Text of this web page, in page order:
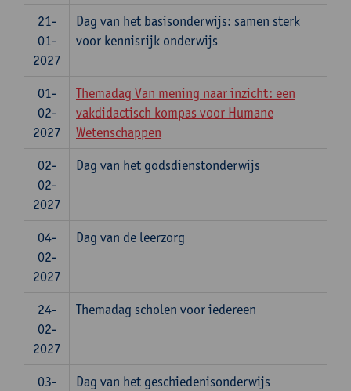
21-
01-
2027
Dag van het basisonderwijs: samen sterk
voor kennisrijk onderwijs
01-
02-
2027
Themadag Van mening naar inzicht: een
vakdidactisch kompas voor Humane
Wetenschappen
02-
02-
2027
Dag van het godsdienstonderwijs
04-
02-
2027
Dag van de leerzorg
24-
02-
2027
Themadag scholen voor iedereen
03-
Dag van het geschiedenisonderwijs